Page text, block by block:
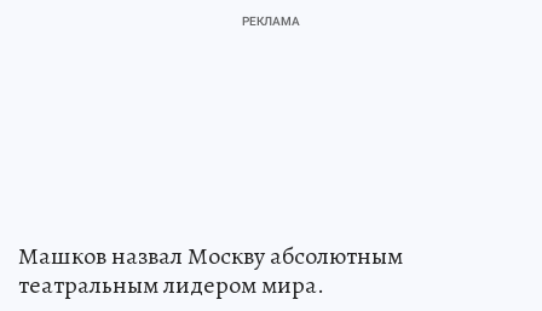
Машков назвал Москву абсолютным
театральным лидером мира.